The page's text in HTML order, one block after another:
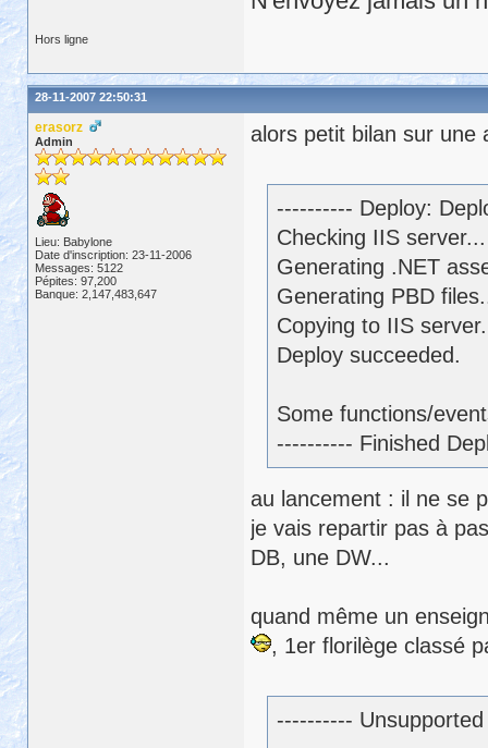
Hors ligne
28-11-2007 22:50:31
erasorz
Admin
Lieu: Babylone
Date d'inscription: 23-11-2006
Messages: 5122
Pépites: 97,200
Banque: 2,147,483,647
alors petit bilan sur une
---------- Deploy:
Checking IIS server...
Generating .NET
Generating PBD
Copying to IIS
Deploy succeeded.
Some functions/
---------- Finished
au lancement : il ne se
je vais repartir pas à
DB, une DW...
quand même un
, 1er florilège classé
----------